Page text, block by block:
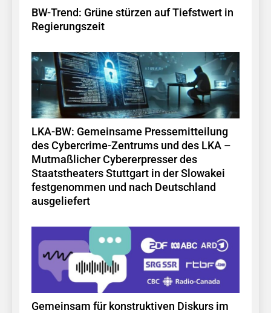
BW-Trend: Grüne stürzen auf Tiefstwert in
Regierungszeit
LKA-BW: Gemeinsame Pressemitteilung
des Cybercrime-Zentrums und des LKA –
Mutmaßlicher Cybererpresser des
Staatstheaters Stuttgart in der Slowakei
festgenommen und nach Deutschland
ausgeliefert
Gemeinsam für konstruktiven Diskurs im